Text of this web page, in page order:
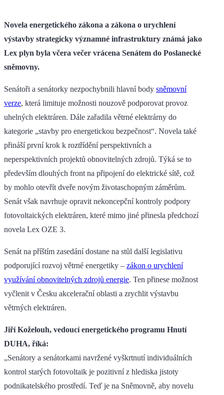
Novela energetického zákona a zákona o urychlení
výstavby strategicky významné infrastruktury známá jako
Lex plyn byla včera večer vrácena Senátem do Poslanecké
sněmovny.
Senátoři a senátorky nezpochybnili hlavní body sněmovní
verze, která limituje možnosti nouzově podporovat provoz
uhelných elektráren. Dále zařadila větrné elektrárny do
kategorie „stavby pro energetickou bezpečnost“. Novela také
přináší první krok k roztřídění perspektivních a
neperspektivních projektů obnovitelných zdrojů. Týká se to
především dlouhých front na připojení do elektrické sítě, což
by mohlo otevřít dveře novým životaschopným záměrům.
Senát však navrhuje opravit nekoncepční kontroly podpory
fotovoltaických elektráren, které mimo jiné přinesla předchozí
novela Lex OZE 3.
Senát na příštím zasedání dostane na stůl další legislativu
podporující rozvoj větrné energetiky – zákon o urychlení
využívání obnovitelných zdrojů energie. Ten přinese možnost
vyčlenit v Česku akcelerační oblasti a zrychlit výstavbu
větrných elektráren.
Jiří Koželouh, vedoucí energetického programu Hnutí
DUHA, říká:
„Senátory a senátorkami navržené vyškrtnutí individuálních
kontrol starých fotovoltaik je pozitivní z hlediska jistoty
podnikatelského prostředí. Teď je na Sněmovně, aby novelu